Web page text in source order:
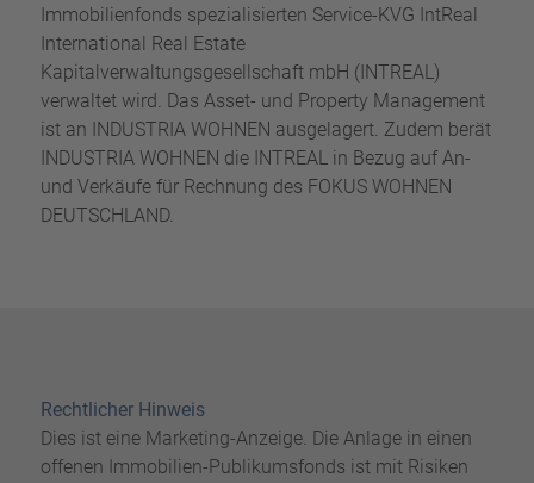
Immobilienfonds spezialisierten Service-KVG IntReal
International Real Estate
Kapitalverwaltungsgesellschaft mbH (INTREAL)
verwaltet wird. Das Asset- und Property Management
ist an INDUSTRIA WOHNEN ausgelagert. Zudem berät
INDUSTRIA WOHNEN die INTREAL in Bezug auf An-
und Verkäufe für Rechnung des FOKUS WOHNEN
DEUTSCHLAND.
Rechtlicher Hinweis
Dies ist eine Marketing-Anzeige. Die Anlage in einen
offenen Immobilien-Publikumsfonds ist mit Risiken